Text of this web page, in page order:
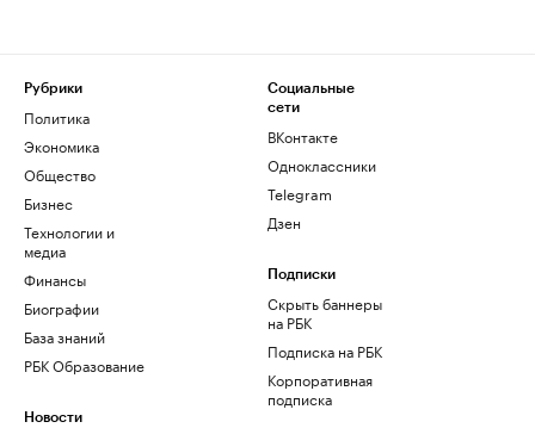
Рубрики
Политика
Экономика
Общество
Бизнес
Технологии и
медиа
Финансы
Биографии
База знаний
РБК Образование
Новости
Социальные
сети
ВКонтакте
Одноклассники
Telegram
Дзен
Подписки
Скрыть баннеры
на РБК
Подписка на РБК
Корпоративная
подписка